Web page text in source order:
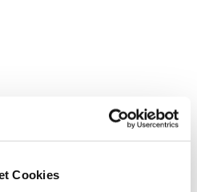
Cookies
den Bildern zu ragen, tausende
die Besucher und beeindruckende
Gänsehaut.